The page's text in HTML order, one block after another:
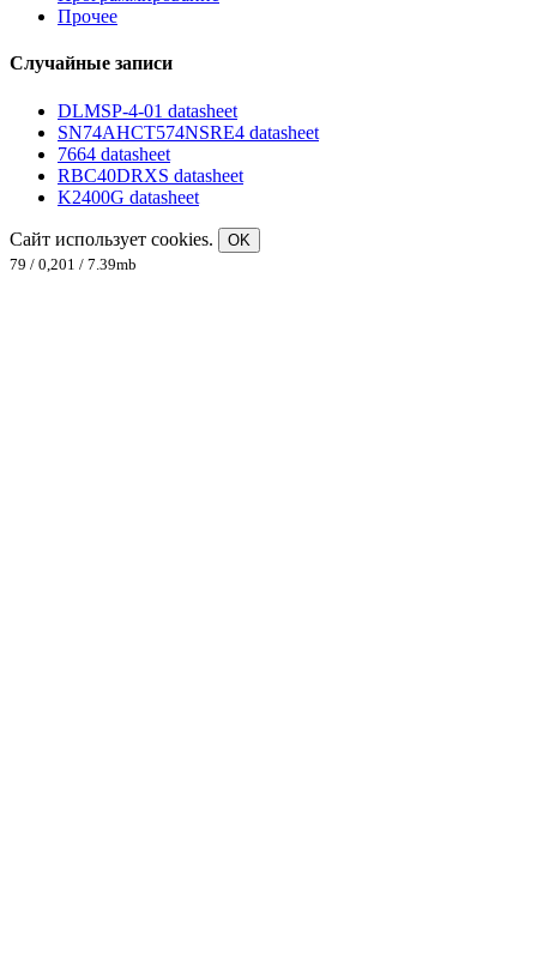
Прочее
Случайные записи
DLMSP-4-01 datasheet
SN74AHCT574NSRE4 datasheet
7664 datasheet
RBC40DRXS datasheet
K2400G datasheet
Сайт использует cookies.
OK
79 / 0,201 / 7.39mb